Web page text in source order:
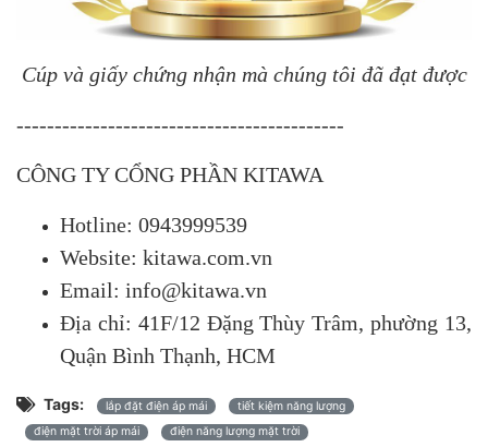
Cúp và giấy chứng nhận mà chúng tôi đã đạt được
-------------------------------------------
CÔNG TY CỔNG PHẦN KITAWA
Hotline: 0943999539
Website: kitawa.com.vn
Email: info@kitawa.vn
Địa chỉ: 41F/12 Đặng Thùy Trâm, phường 13,
Quận Bình Thạnh, HCM
Tags: lắp đặt điện áp mái
tiết kiệm năng lượng
điện mặt trời áp mái
điện năng lượng mặt trời